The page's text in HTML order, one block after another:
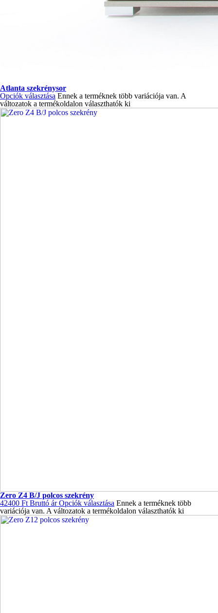
Atlanta szekrénysor
Opciók választása Ennek a terméknek több variációja van. A
változatok a termékoldalon választhatók ki
Zero Z4 B/J polcos szekrény
42400 Ft Bruttó ár Opciók választása Ennek a terméknek több
variációja van. A változatok a termékoldalon választhatók ki